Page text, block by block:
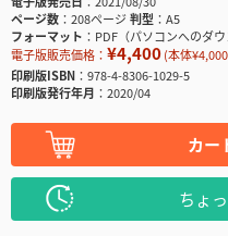
ページ数
208ページ判型
A5
フォーマット
PDF（パソコンへのダウ
電子版販売価格： ¥4,400(本体
印刷版ISBN
978-4-8306-1029-5
印刷版発行年月
2020/04
カー
ちょ